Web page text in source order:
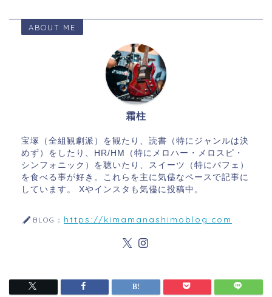
ABOUT ME
霜柱
宝塚（全組観劇派）を観たり、読書（特にジャンルは決
めず）をしたり、HR/HM（特にメロハー・メロスピ・
シンフォニック）を聴いたり、スイーツ（特にパフェ）
を食べる事が好き。これらを主に気儘なペースで記事に
しています。 Xやインスタも気儘に投稿中。
BLOG： https://kimamanashimoblog.com